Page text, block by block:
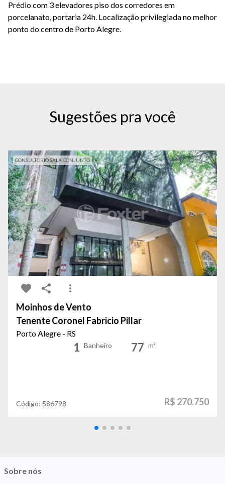
Prédio com 3 elevadores piso dos corredores em
porcelanato, portaria 24h. Localização privilegiada no melhor
ponto do centro de Porto Alegre.
Sugestões pra você
CONSULTORIO SALA CONJUNTO
Moinhos de Vento
Tenente Coronel Fabricio Pillar
Porto Alegre - RS
1 Banheiro 77 m²
Código: 586798 R$ 270.750
Sobre nós